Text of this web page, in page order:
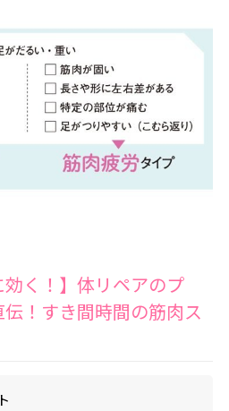
効く！】体リペアのプ
！すき間時間の筋肉ス